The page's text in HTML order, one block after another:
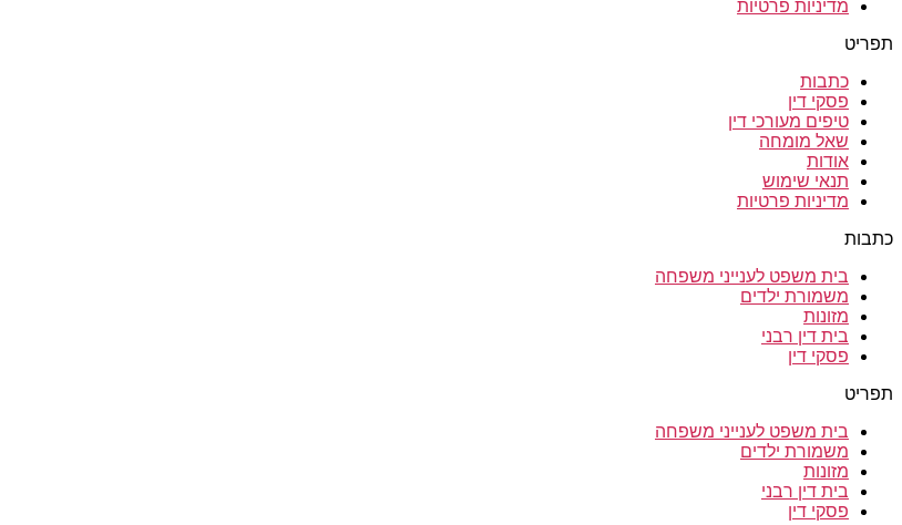
מדיניות פרטיות
תפריט
כתבות
פסקי דין
טיפים מעורכי דין
שאל מומחה
אודות
תנאי שימוש
מדיניות פרטיות
כתבות
בית משפט לענייני משפחה
משמורת ילדים
מזונות
בית דין רבני
פסקי דין
תפריט
בית משפט לענייני משפחה
משמורת ילדים
מזונות
בית דין רבני
פסקי דין